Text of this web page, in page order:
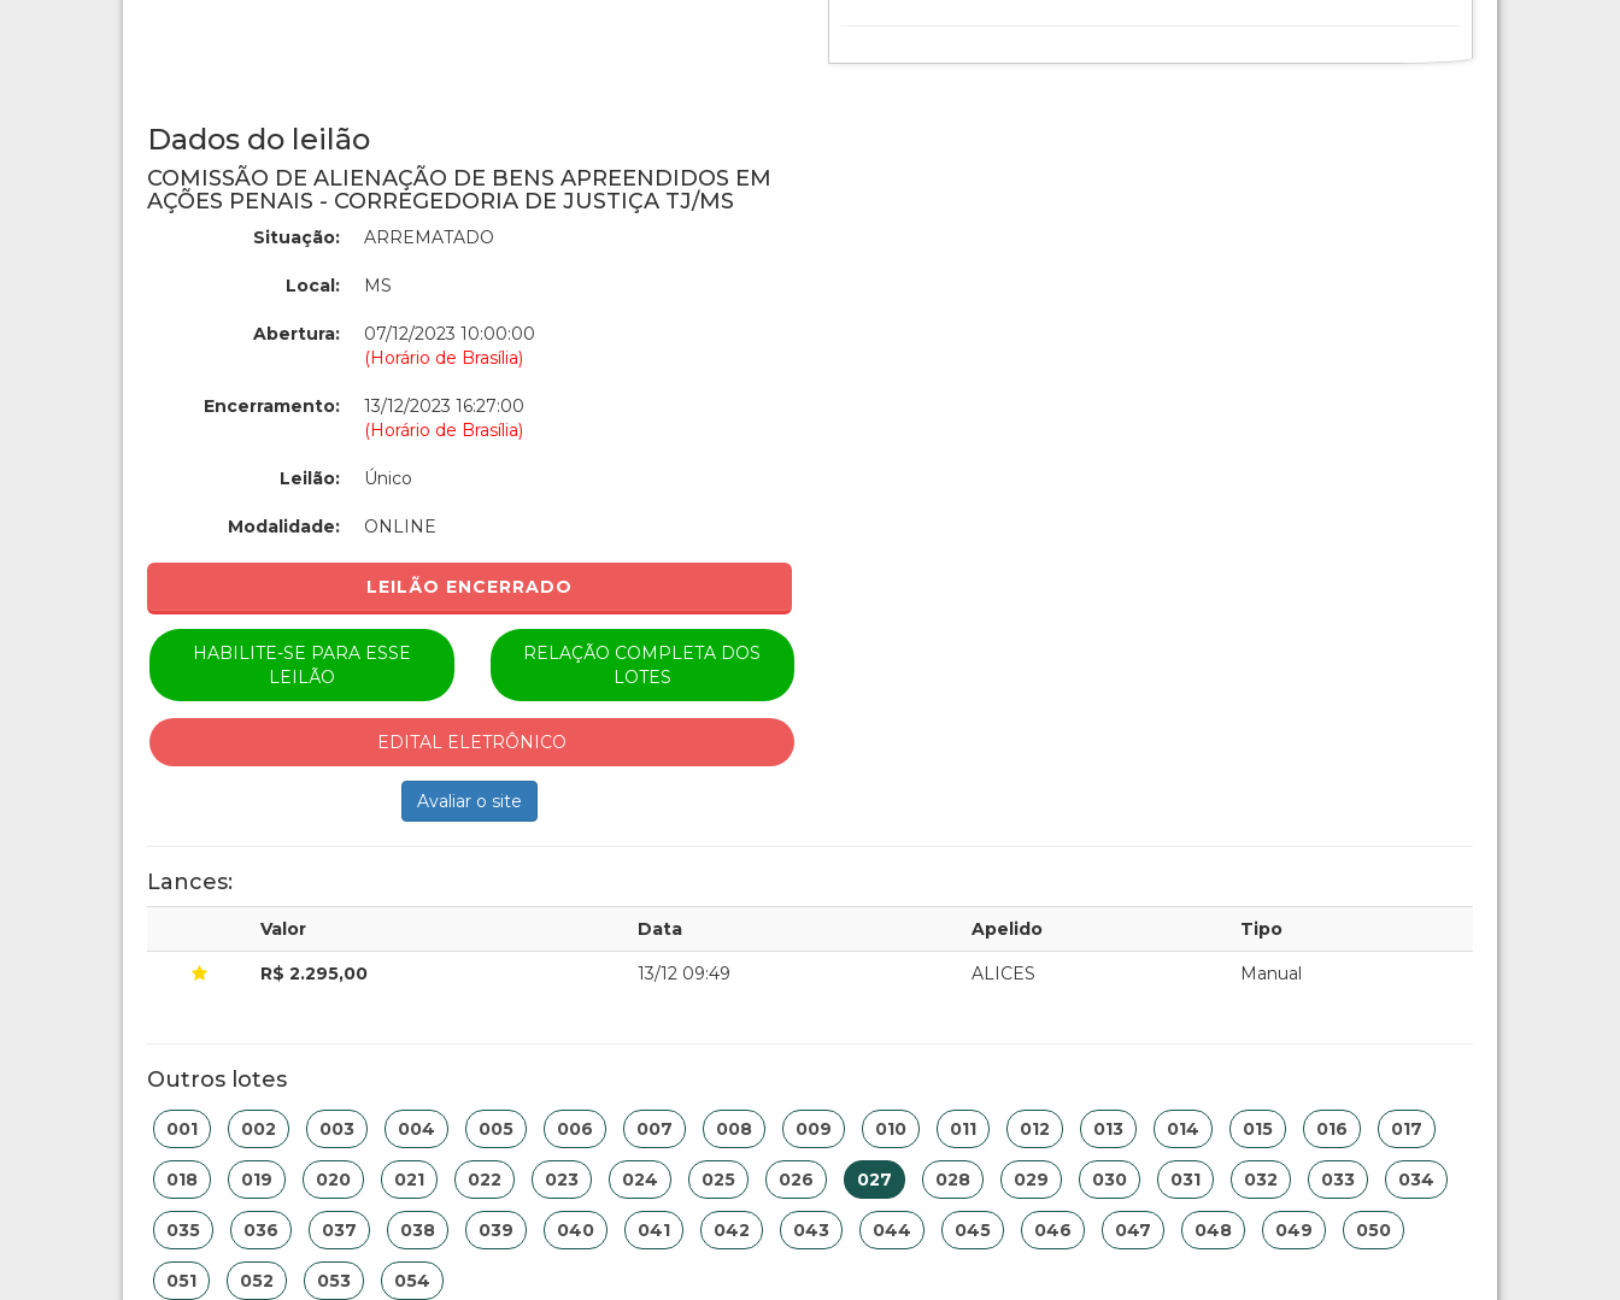
Dados do leilão
COMISSÃO DE ALIENAÇÃO DE BENS APREENDIDOS EM
AÇÕES PENAIS - CORREGEDORIA DE JUSTIÇA TJ/MS
Situação: ARREMATADO
Local: MS
Abertura:
07/12/2023 10:00:00
(Horário de Brasília)
Encerramento:
13/12/2023 16:27:00
(Horário de Brasília)
Leilão: Único
Modalidade: ONLINE
LEILÃO ENCERRADO
HABILITE-SE PARA ESSE
LEILÃO
RELAÇÃO COMPLETA DOS
LOTES
EDITAL ELETRÔNICO
Avaliar o site
Lances:
Valor Data Apelido Tipo
R$ 2.295,00 13/12 09:49 ALICES Manual
Outros lotes
001 002 003 004 005 006 007 008 009 010 011 012 013 014 015 016 017
018 019 020 021 022 023 024 025 026 027 028 029 030 031 032 033 034
035 036 037 038 039 040 041 042 043 044 045 046 047 048 049 050
051 052 053 054